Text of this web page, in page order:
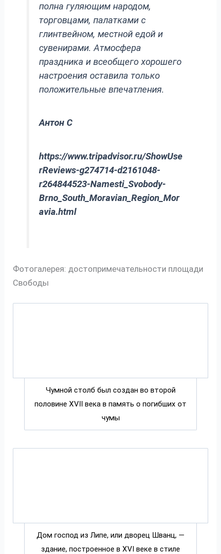
полна гуляющим народом,
торговцами, палатками с
глинтвейном, местной едой и
сувенирами. Атмосфера
праздника и всеобщего хорошего
настроения оставила только
положительные впечатления.
Антон С
https://www.tripadvisor.ru/ShowUse
rReviews-g274714-d2161048-
r264844523-Namesti_Svobody-
Brno_South_Moravian_Region_Mor
avia.html
Фотогалерея: достопримечательности площади
Свободы
Чумной столб был создан во второй
половине XVII века в память о погибших от
чумы
Дом господ из Липе, или дворец Шванц, —
здание, построенное в XVI веке в стиле